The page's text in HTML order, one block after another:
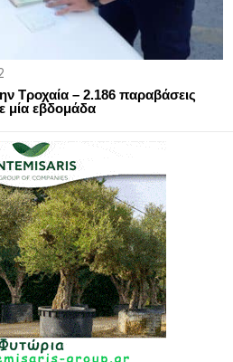
Τροχαία – 2.186 παραβάσεις
μία εβδομάδα